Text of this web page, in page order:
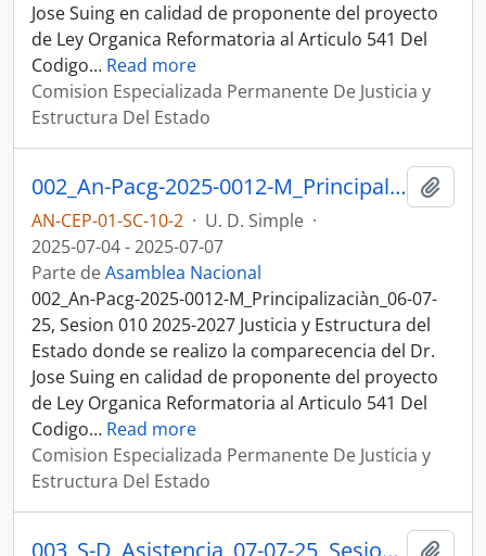
Jose Suing en calidad de proponente del proyecto
de Ley Organica Reformatoria al Articulo 541 Del
Codigo… Read more
Comision Especializada Permanente De Justicia y
Estructura Del Estado
002_An-Pacg-2025-0012-M_Principalizaciàn_06-07-25, Sesion 010 Justicia y Estructura del Estado
AN-CEP-01-SC-10-2 · U. D. Simple ·
2025-07-04 - 2025-07-07
Parte deAsamblea Nacional
002_An-Pacg-2025-0012-M_Principalizaciàn_06-07-
25, Sesion 010 2025-2027 Justicia y Estructura del
Estado donde se realizo la comparecencia del Dr.
Jose Suing en calidad de proponente del proyecto
de Ley Organica Reformatoria al Articulo 541 Del
Codigo… Read more
Comision Especializada Permanente De Justicia y
Estructura Del Estado
003_S-D_Asistencia_07-07-25, Sesion 010 Justicia y Estructura del Estado